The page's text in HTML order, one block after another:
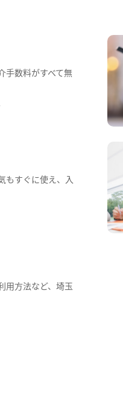
手数料がすべて無
もすぐに使え、入
用方法など、埼玉